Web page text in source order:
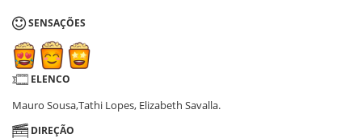
SENSAÇÕES
ELENCO
Mauro Sousa,Tathi Lopes, Elizabeth Savalla.
DIREÇÃO